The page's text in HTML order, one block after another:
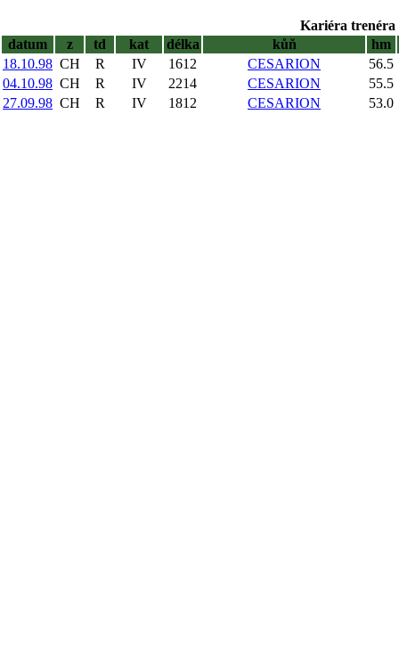
Kariéra trenéra
datum
z td kat délka kůň
hm
18.10.98 CH R IV 1612 CESARION
56.5
04.10.98 CH R IV 2214 CESARION
55.5
27.09.98 CH R IV 1812 CESARION 53.0